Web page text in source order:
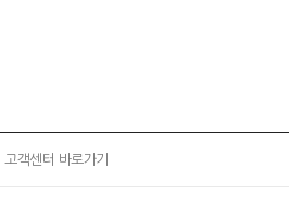
고객센터 바로가기